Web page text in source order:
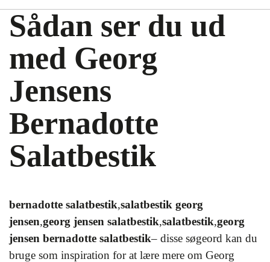
Sådan ser du ud
med Georg
Jensens
Bernadotte
Salatbestik
bernadotte salatbestik,salatbestik georg
jensen,georg jensen salatbestik,salatbestik,georg
jensen bernadotte salatbestik– disse søgeord kan du
bruge som inspiration for at lære mere om Georg